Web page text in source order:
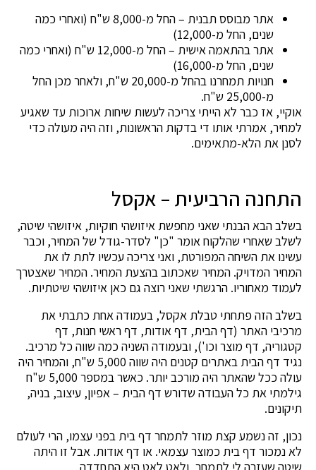
אתר מבוסס תבנית – החל מ-8,000 ש"ח (ואחרי כמה
שנים, החל מ-12,000)
אתר בהתאמה אישית – החל מ-12,000 ש"ח (ואחרי כמה
שנים, החל מ-16,000)
חנויות תמחרנו בהחל מ-20,000 ש"ח, ולאחר מכן החל
מ-25,000 ש"ח.
אוקיי, אז כבר לא הייתי צריכה לעשות שיחות ארוכות עד שאגיע
למחיר, אמרתי אותו די בדקות הראשונות, וזה היה מעולה כדי
לסנן את הלא-מתאימים.
התחנה הרביעית – אקסל
בשלב הבא הבנתי שאני מחפשת איזושהי חוקיות, איזושהי שיטה,
לשלב שאחרי שהלקוח אומר "כן" לסדר-גודל של המחיר, וכבר
עשינו את השיחה המפורטת, ואני צריכה עכשיו לתת לו את
המחיר המדויק. המחיר שאכתוב בהצעת המחיר. המחיר שאצטרך
לעמוד מאחוריו. הרגשתי שאני רוצה גם כאן איזושהי שיטתיות.
בשלב הזה פתחתי טבלת אקסל, בעמודה אחת כתבתי את
מרכיבי האתר (דף הבית, דף אודות, דף ראשי חנות, דף
קטגוריה, דף מוצר וכו'), ובעמודה השניה כמה שווה כל מרכיב.
נגיד דף הבית באתרים קטנים היה שווה 5,000 ש"ח, והמחיר היה
עולה ככל שהאתר היה מורכב יותר. כאשר במספר 5,000 ש"ח
גילמתי את כל העבודה שדורש דף הבית – אפיון, עיצוב, בניה,
תיקונים.
נכון, זה נשמע קצת מוזר לתמחר דף בית בפני עצמו, הרי לעולם
לא נמכור דף בית כמוצר עצמאי. או דף אודות. אבל זו היתה